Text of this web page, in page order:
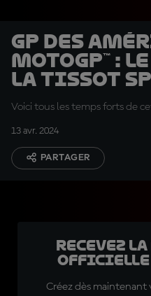
GP des
MotoGP™ :
la Tissot
Voici tous les temps forts de
13 avr. 2024
PARTAGER
Recevez
officielle
Créez dès